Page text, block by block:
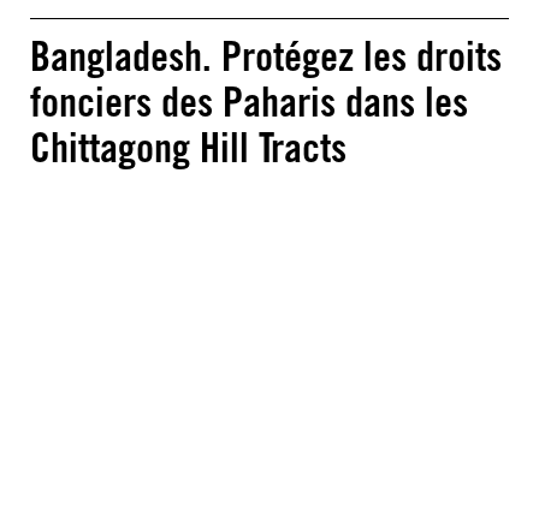
Bangladesh. Protégez les droits
fonciers des Paharis dans les
Chittagong Hill Tracts